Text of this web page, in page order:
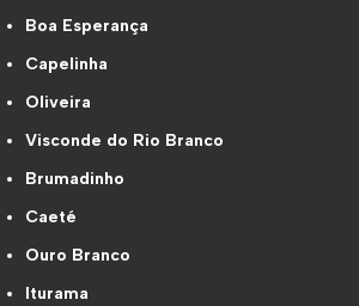
Boa Esperança
Capelinha
Oliveira
Visconde do Rio Branco
Brumadinho
Caeté
Ouro Branco
Iturama